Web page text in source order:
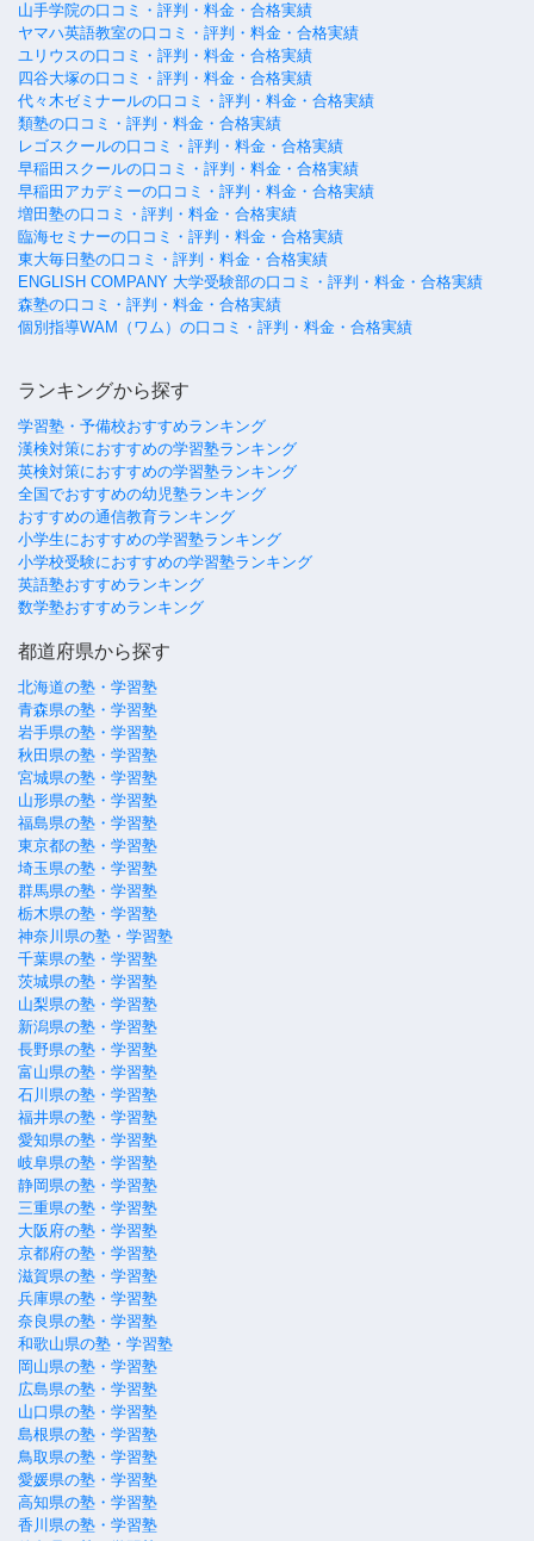
山手学院の口コミ・評判・料金・合格実績
ヤマハ英語教室の口コミ・評判・料金・合格実績
ユリウスの口コミ・評判・料金・合格実績
四谷大塚の口コミ・評判・料金・合格実績
代々木ゼミナールの口コミ・評判・料金・合格実績
類塾の口コミ・評判・料金・合格実績
レゴスクールの口コミ・評判・料金・合格実績
早稲田スクールの口コミ・評判・料金・合格実績
早稲田アカデミーの口コミ・評判・料金・合格実績
増田塾の口コミ・評判・料金・合格実績
臨海セミナーの口コミ・評判・料金・合格実績
東大毎日塾の口コミ・評判・料金・合格実績
ENGLISH COMPANY 大学受験部の口コミ・評判・料金・合格実績
森塾の口コミ・評判・料金・合格実績
個別指導WAM（ワム）の口コミ・評判・料金・合格実績
ランキングから探す
学習塾・予備校おすすめランキング
漢検対策におすすめの学習塾ランキング
英検対策におすすめの学習塾ランキング
全国でおすすめの幼児塾ランキング
おすすめの通信教育ランキング
小学生におすすめの学習塾ランキング
小学校受験におすすめの学習塾ランキング
英語塾おすすめランキング
数学塾おすすめランキング
都道府県から探す
北海道の塾・学習塾
青森県の塾・学習塾
岩手県の塾・学習塾
秋田県の塾・学習塾
宮城県の塾・学習塾
山形県の塾・学習塾
福島県の塾・学習塾
東京都の塾・学習塾
埼玉県の塾・学習塾
群馬県の塾・学習塾
栃木県の塾・学習塾
神奈川県の塾・学習塾
千葉県の塾・学習塾
茨城県の塾・学習塾
山梨県の塾・学習塾
新潟県の塾・学習塾
長野県の塾・学習塾
富山県の塾・学習塾
石川県の塾・学習塾
福井県の塾・学習塾
愛知県の塾・学習塾
岐阜県の塾・学習塾
静岡県の塾・学習塾
三重県の塾・学習塾
大阪府の塾・学習塾
京都府の塾・学習塾
滋賀県の塾・学習塾
兵庫県の塾・学習塾
奈良県の塾・学習塾
和歌山県の塾・学習塾
岡山県の塾・学習塾
広島県の塾・学習塾
山口県の塾・学習塾
島根県の塾・学習塾
鳥取県の塾・学習塾
愛媛県の塾・学習塾
高知県の塾・学習塾
香川県の塾・学習塾